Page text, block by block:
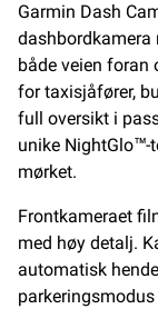
Garmin Dash
dashbordkamera
både veien foran
for taxisjåfører,
full oversikt i
unike NightGlo™-
mørket.
Frontkameraet
med høy detalj.
automatisk